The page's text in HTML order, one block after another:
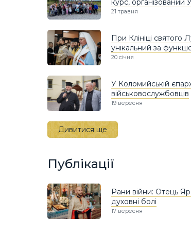
курс, організований
21 травня
При Клініці святого
унікальний за
20 січня
У Коломийській
військовослужбовців
19 вересня
Дивитися ще
Публікації
Рани війни: Отець
духовні болі
17 вересня